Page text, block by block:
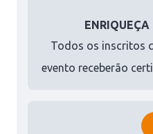
ENRIQUEÇA
Todos os inscritos
evento receberão